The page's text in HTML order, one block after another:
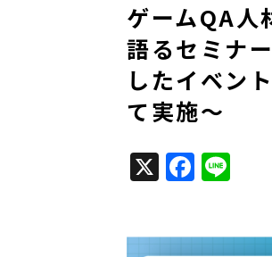
ゲームQA人
語るセミナ
したイベン
て実施～
X